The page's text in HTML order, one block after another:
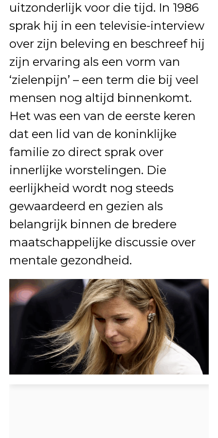
uitzonderlijk voor die tijd. In 1986
sprak hij in een televisie-interview
over zijn beleving en beschreef hij
zijn ervaring als een vorm van
‘zielenpijn’ – een term die bij veel
mensen nog altijd binnenkomt.
Het was een van de eerste keren
dat een lid van de koninklijke
familie zo direct sprak over
innerlijke worstelingen. Die
eerlijkheid wordt nog steeds
gewaardeerd en gezien als
belangrijk binnen de bredere
maatschappelijke discussie over
mentale gezondheid.